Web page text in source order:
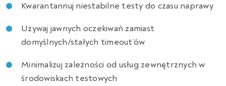
Kwarantannuj niestabilne testy do czasu naprawy
Używaj jawnych oczekiwań zamiast
domyślnych/stałych timeout’ów
Minimalizuj zależności od usług zewnętrznych w
środowiskach testowych